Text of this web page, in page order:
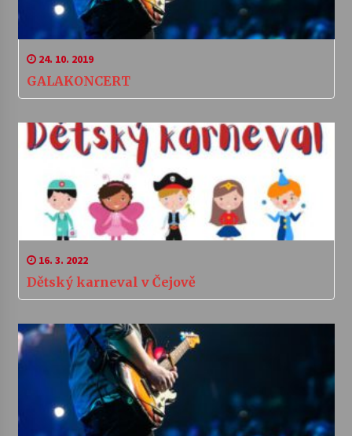
24. 10. 2019
GALAKONCERT
16. 3. 2022
Dětský karneval v Čejově